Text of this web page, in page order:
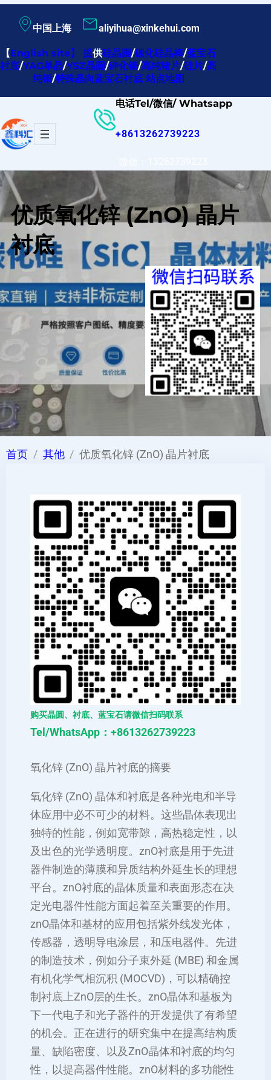
内
容
中国上海 aliyihua@xinkehui.com
【English site】提供硅晶圆/碳化硅晶棒/蓝宝石
衬底/YAG单晶/YSZ晶圆/砷化铟/高纯锗片/硅片/高
纯铟/特殊晶向蓝宝石衬底 站点地图
电话Tel/微信/ Whatsapp
+8613262739223
优质氧化锌 (ZnO) 晶片
衬底
首页 其他 优质氧化锌 (ZnO) 晶片衬底
购买晶圆、衬底、蓝宝石请微信扫码联系
Tel/WhatsApp：+8613262739223
氧化锌 (ZnO) 晶片衬底的摘要
氧化锌 (ZnO) 晶体和衬底是各种光电和半导
体应用中必不可少的材料。这些晶体表现出
独特的性能，例如宽带隙，高热稳定性，以
及出色的光学透明度。znO衬底是用于先进
器件制造的薄膜和异质结构外延生长的理想
平台。znO衬底的晶体质量和表面形态在决
定光电器件性能方面起着至关重要的作用。
znO晶体和基材的应用包括紫外线发光体，
传感器，透明导电涂层，和压电器件。先进
的制造技术，例如分子束外延 (MBE) 和金属
有机化学气相沉积 (MOCVD)，可以精确控
制衬底上ZnO层的生长。znO晶体和基板为
下一代电子和光子器件的开发提供了有希望
的机会。正在进行的研究集中在提高结构质
量、缺陷密度、以及ZnO晶体和衬底的均匀
性，以提高器件性能。znO材料的多功能性